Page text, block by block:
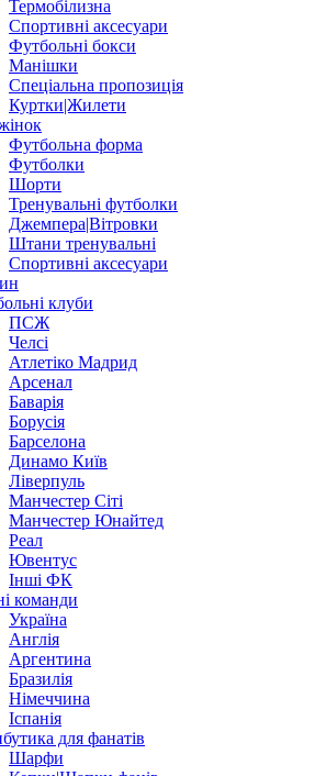
Термобілизна
Спортивні аксесуари
Футбольні бокси
Манішки
Спеціальна пропозиція
Куртки|Жилети
Футбольна форма
Футболки
Шорти
Тренувальні футболки
Джемпера|Вітровки
Штани тренувальні
Спортивні аксесуари
клуби
ПСЖ
Челсі
Атлетіко Мадрид
Арсенал
Баварія
Борусія
Барселона
Динамо Київ
Ліверпуль
Манчестер Сіті
Манчестер Юнайтед
Реал
Ювентус
Інші ФК
команди
Україна
Англія
Аргентина
Бразилія
Німеччина
Іспанія
для фанатів
Шарфи